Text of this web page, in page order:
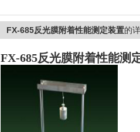
FX-685反光膜附着性能测定装置的
FX-685反光膜附着性能测